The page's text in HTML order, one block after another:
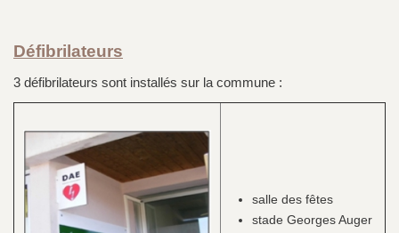
Défibrilateurs
3 défibrilateurs sont installés sur la commune :
salle des fêtes
stade Georges Auger